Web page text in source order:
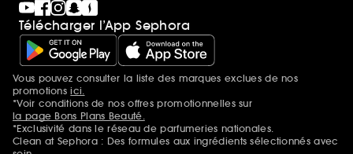
Télécharger l’App Sephora
Mentions additionnelles
Vous pouvez consulter la liste des marques exclues de nos
promotionsici.
*Voir conditions de nos offres promotionnelles sur
la page Bons Plans Beauté.
*Exclusivité dans le réseau de parfumeries nationales.
Clean at Sephora : Des formules aux ingrédients sélectionnés avec